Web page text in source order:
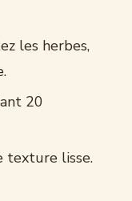
les herbes,
20
texture lisse.